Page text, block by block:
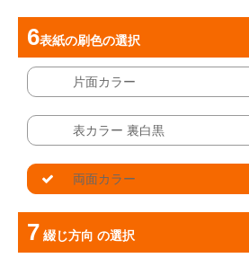
表紙の刷色の選択
片面カラー
表カラー 裏白黒
両面カラー
綴じ方向 の選択